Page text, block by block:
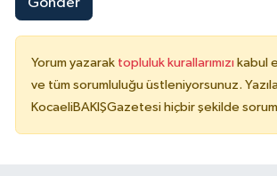
Yorum yazarak topluluk kurallarımızı kabul
ve tüm sorumluluğu üstleniyorsunuz.
KocaeliBAKIŞGazetesi hiçbir şekilde